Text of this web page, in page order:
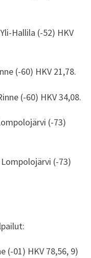
Hallila (-52) HKV
(-60) HKV 21,78.
(-60) HKV 34,08.
(-73)
(-73)
(-01) HKV 78,56, 9)